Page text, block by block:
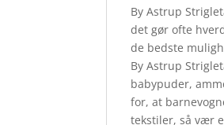
By Astrup
det gør ofte
de bedste
By Astrup
babypuder,
for, at
tekstiler, så vær